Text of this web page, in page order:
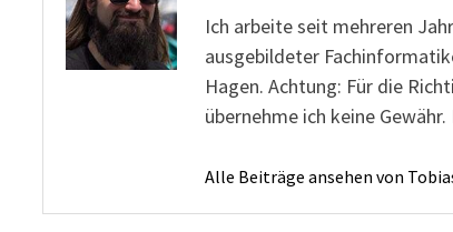
Ich arbeite seit mehreren
ausgebildeter
Hagen. Achtung: Für die
übernehme ich keine
Alle Beiträge ansehen von